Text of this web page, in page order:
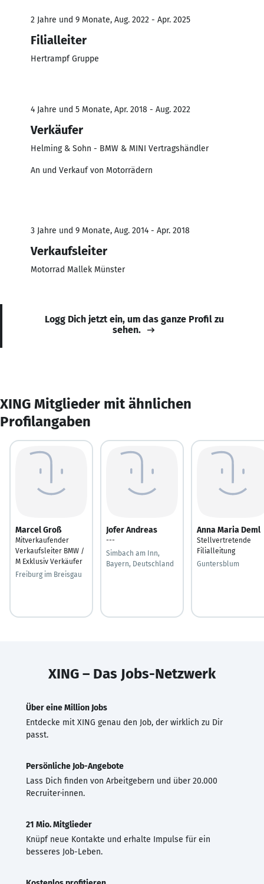
2 Jahre und 9 Monate, Aug. 2022 - Apr. 2025
Filialleiter
Hertrampf Gruppe
4 Jahre und 5 Monate, Apr. 2018 - Aug. 2022
Verkäufer
Helming & Sohn - BMW & MINI Vertragshändler
An und Verkauf von Motorrädern
3 Jahre und 9 Monate, Aug. 2014 - Apr. 2018
Verkaufsleiter
Motorrad Mallek Münster
Logg Dich jetzt ein, um das ganze Profil zu
sehen.
XING Mitglieder mit ähnlichen
Profilangaben
Marcel Groß
Mitverkaufender
Verkaufsleiter BMW /
M Exklusiv Verkäufer
Freiburg im Breisgau
Jofer Andreas
---
Simbach am Inn,
Bayern, Deutschland
Anna Maria Deml
Stellvertretende
Filialleitung
Guntersblum
XING – Das Jobs-Netzwerk
Über eine Million Jobs
Entdecke mit XING genau den Job, der wirklich zu Dir
passt.
Persönliche Job-Angebote
Lass Dich finden von Arbeitgebern und über 20.000
Recruiter·innen.
21 Mio. Mitglieder
Knüpf neue Kontakte und erhalte Impulse für ein
besseres Job-Leben.